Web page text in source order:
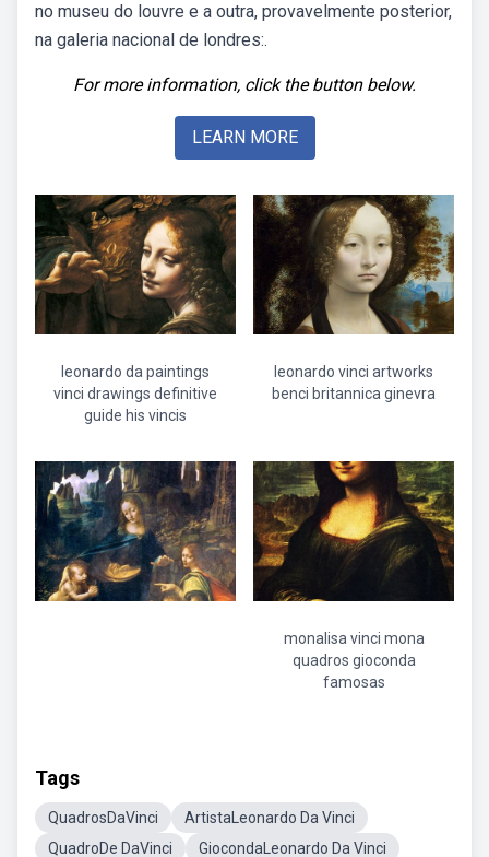
no museu do louvre e a outra, provavelmente posterior,
na galeria nacional de londres:.
For more information, click the button below.
LEARN MORE
leonardo da paintings
vinci drawings definitive
guide his vincis
leonardo vinci artworks
benci britannica ginevra
monalisa vinci mona
quadros gioconda
famosas
Tags
QuadrosDaVinci
ArtistaLeonardo Da Vinci
QuadroDe DaVinci
GiocondaLeonardo Da Vinci